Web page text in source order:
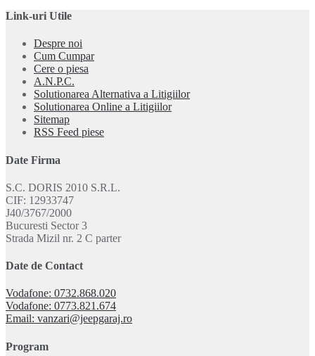
Link-uri Utile
Despre noi
Cum Cumpar
Cere o piesa
A.N.P.C.
Solutionarea Alternativa a Litigiilor
Solutionarea Online a Litigiilor
Sitemap
RSS Feed piese
Date Firma
S.C. DORIS 2010 S.R.L.
CIF: 12933747
J40/3767/2000
Bucuresti Sector 3
Strada Mizil nr. 2 C parter
Date de Contact
Vodafone: 0732.868.020
Vodafone: 0773.821.674
Email: vanzari@jeepgaraj.ro
Program